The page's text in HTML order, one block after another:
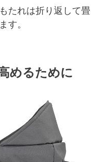
たれは折り返して畳
す。
めるために